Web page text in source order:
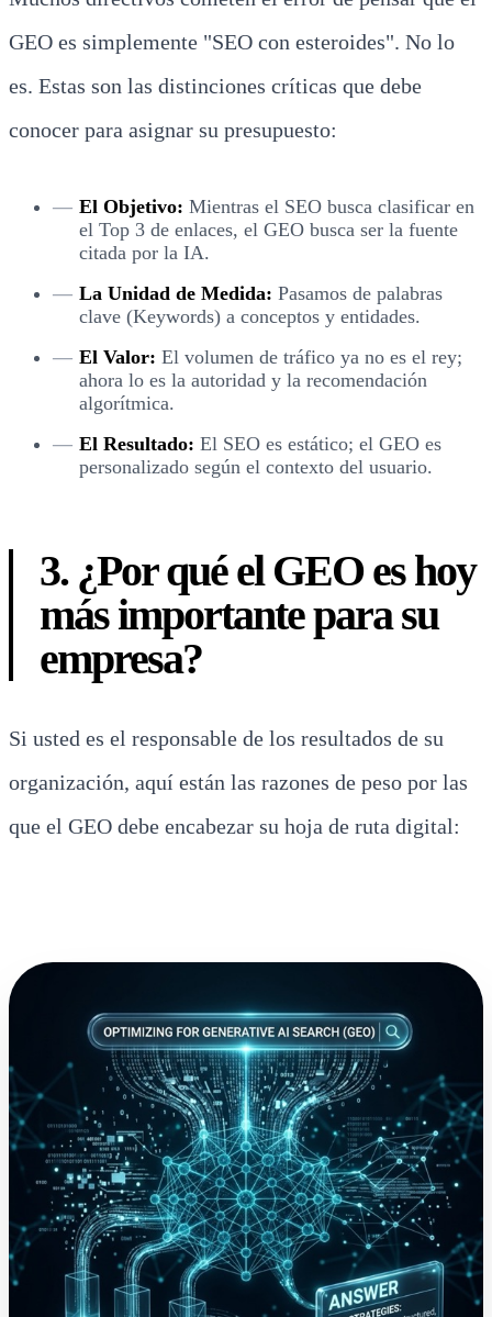
GEO es simplemente "SEO con esteroides". No lo
es. Estas son las distinciones críticas que debe
conocer para asignar su presupuesto:
El Objetivo: Mientras el SEO busca clasificar en
el Top 3 de enlaces, el GEO busca ser la fuente
citada por la IA.
La Unidad de Medida: Pasamos de palabras
clave (Keywords) a conceptos y entidades.
El Valor: El volumen de tráfico ya no es el rey;
ahora lo es la autoridad y la recomendación
algorítmica.
El Resultado: El SEO es estático; el GEO es
personalizado según el contexto del usuario.
3. ¿Por qué el GEO es hoy
más importante para su
empresa?
Si usted es el responsable de los resultados de su
organización, aquí están las razones de peso por las
que el GEO debe encabezar su hoja de ruta digital: